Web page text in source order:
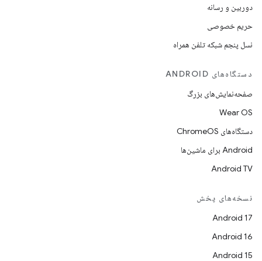
دوربین و رسانه
حریم خصوصی
نسل پنجم شبکه تلفن همراه
دستگاه‌های ANDROID
صفحه‌نمایش‌های بزرگ
Wear OS
دستگاه‌های ChromeOS
Android برای ماشین‌ها
Android TV
نسخه‌های پخش
Android 17
Android 16
Android 15